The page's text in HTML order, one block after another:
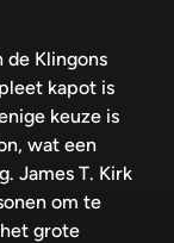
de Klingons
kapot is
keuze is
wat een
James T. Kirk
om te
grote